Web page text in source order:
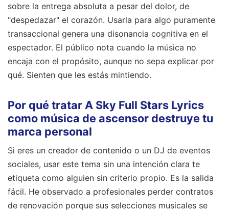
sobre la entrega absoluta a pesar del dolor, de
"despedazar" el corazón. Usarla para algo puramente
transaccional genera una disonancia cognitiva en el
espectador. El público nota cuando la música no
encaja con el propósito, aunque no sepa explicar por
qué. Sienten que les estás mintiendo.
Por qué tratar A Sky Full Stars Lyrics
como música de ascensor destruye tu
marca personal
Si eres un creador de contenido o un DJ de eventos
sociales, usar este tema sin una intención clara te
etiqueta como alguien sin criterio propio. Es la salida
fácil. He observado a profesionales perder contratos
de renovación porque sus selecciones musicales se